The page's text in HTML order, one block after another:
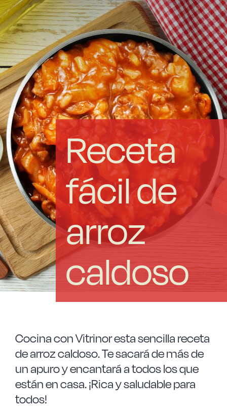
Acero forjado
Borosilicato
Más Menaje
Sostenibles
Somos Cooperativa
Cocinando
Las Noticias
Instrucciones de seguridad
Contacto
Receta
fácil de
arroz
caldoso
Cocina con Vitrinor esta sencilla receta
de arroz caldoso. Te sacará de más de
un apuro y encantará a todos los que
están en casa. ¡Rica y saludable para
todos!